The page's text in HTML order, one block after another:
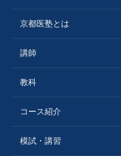
京都医塾とは
講師
教科
コース紹介
模試・講習